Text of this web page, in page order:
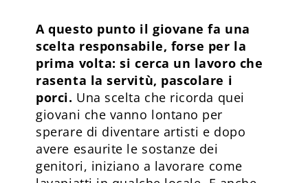
A questo punto il giovane fa una
scelta responsabile, forse per la
prima volta: si cerca un lavoro che
rasenta la servitù, pascolare i
porci. Una scelta che ricorda quei
giovani che vanno lontano per
sperare di diventare artisti e dopo
avere esaurite le sostanze dei
genitori, iniziano a lavorare come